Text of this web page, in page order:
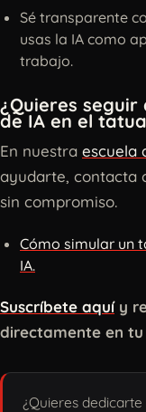
Sé transparente
usas la IA como
trabajo.
¿Quieres
de IA en el
En nuestra escuela
ayudarte, contacta
sin compromiso.
Cómo simular un
IA.
Suscríbete aquíy
directamente en
¿Quieres